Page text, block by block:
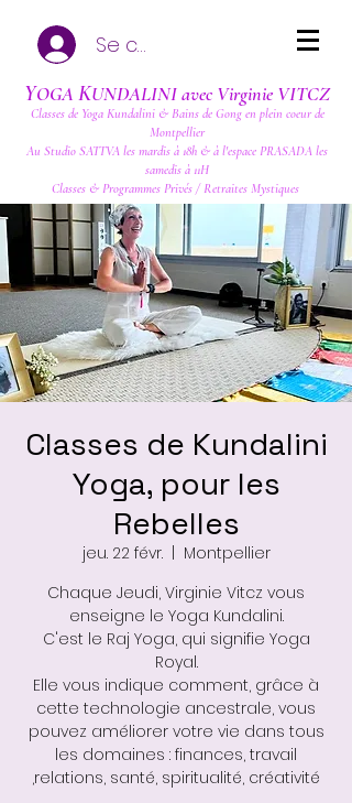
Se connecter
YOGA KUNDALINI avec Virginie VITCZ
Classes de Yoga Kundalini & Bains de Gong en plein coeur de
Montpellier
Au Studio SATTVA les mardis à 18h & à l'espace PRASADA les
samedis à 11H
Classes & Programmes Privés / Retraites Mystiques
Classes de Kundalini
Yoga, pour les
Rebelles
jeu. 22 févr.
  |
Montpellier
Chaque Jeudi, Virginie Vitcz vous
enseigne le Yoga Kundalini.
C'est le Raj Yoga, qui signifie Yoga
Royal.
Elle vous indique comment, grâce à
cette technologie ancestrale, vous
pouvez améliorer votre vie dans tous
les domaines : finances, travail
,relations, santé, spiritualité, créativité